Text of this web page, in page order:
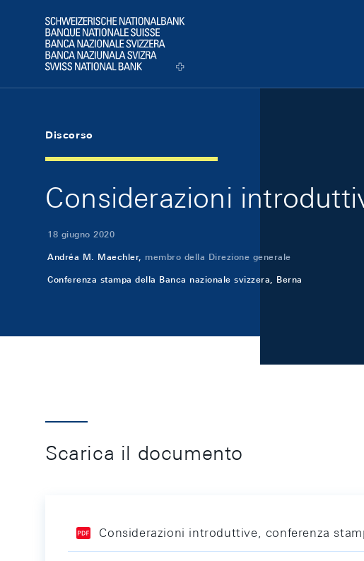
Logo
Discorso
Considerazioni
18 giugno 2020
Andréa M. Maechler, membro della Direzione generale
Conferenza stampa della Banca nazionale svizzera, Berna
Scarica il documento
Considerazioni introduttive, conferenza